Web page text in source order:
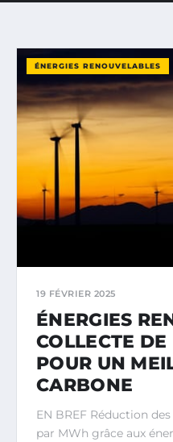
ÉNERGIES RENOUVELABLES
19 FÉVRIER 2025
ÉNERGIES
COLLECTE
POUR UN
CARBONE
EN BREF Réduction des
par MWh grâce aux